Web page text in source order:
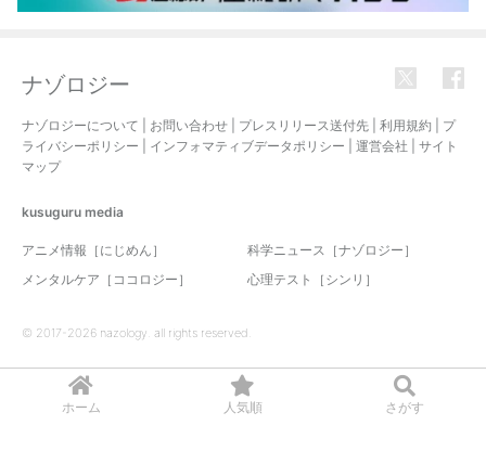
ホーム 人気順 さがす
ナゾロジー
ナゾロジーについて お問い合わせ プレスリリース送付先 利用規約
プ
ライバシーポリシー
インフォマティブデータポリシー 運営会社
サイト
マップ
kusuguru media
アニメ情報［にじめん］
科学ニュース［ナゾロジー］
メンタルケア［ココロジー］
心理テスト［シンリ］
© 2017-2026 nazology. all rights reserved.